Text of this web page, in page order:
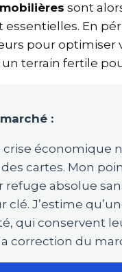
sont
essentielles. En
pour optimiser
un terrain fertile
:
crise économique
cartes. Mon
refuge absolue
clé. J’estime
qui conservent
correction du